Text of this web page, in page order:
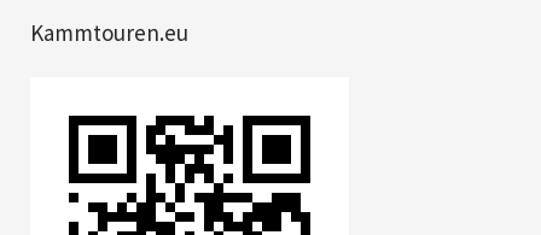
Kammtouren.eu